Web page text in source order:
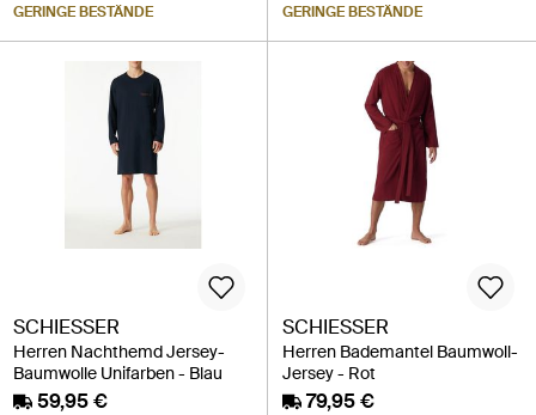
GERINGE BESTÄNDE GERINGE BESTÄNDE
SCHIESSER
Herren Nachthemd Jersey-
Baumwolle Unifarben - Blau
59,95 €
SCHIESSER
Herren Bademantel Baumwoll-
Jersey - Rot
79,95 €